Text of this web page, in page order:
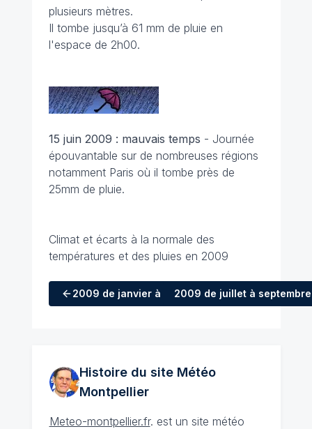
plusieurs mètres.
Il tombe jusqu’à 61 mm de pluie en
l'espace de 2h00.
15 juin 2009 : mauvais temps - Journée
épouvantable sur de nombreuses régions
notamment Paris où il tombe près de
25mm de pluie.
Climat et écarts à la normale des
températures et des pluies en 2009
2009 de janvier à mars2009 de juillet à septembre
Histoire du site Météo
Montpellier
Meteo-montpellier.fr. est un site météo